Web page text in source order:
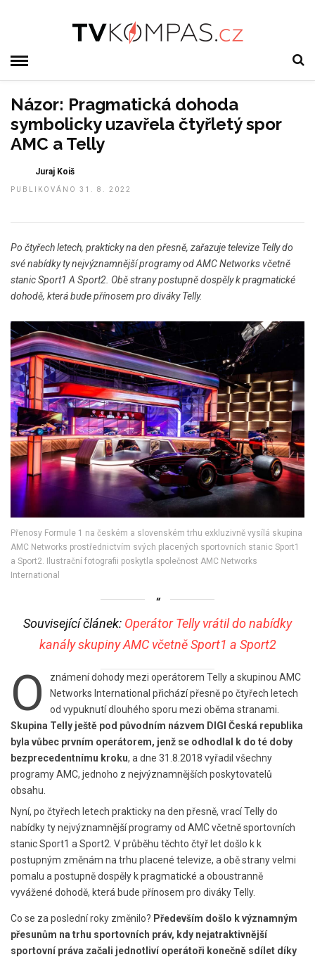
Názor: Pragmatická dohoda
symbolicky uzavřela čtyřletý spor
AMC a Telly
Juraj Koiš
PUBLIKOVÁNO 31. 8. 2022
Po čtyřech letech, prakticky na den přesně, zařazuje televize Telly do
své nabídky ty nejvýznamnější programy od AMC Networks včetně
stanic Sport1 A Sport2. Obě strany postupně dospěly k pragmatické
dohodě, která bude přínosem pro diváky Telly.
Přenosy Formule 1 na českém a slovenském trhu exkluzivně vysílá skupina
AMC Networks prostřednictvím svých placených sportovních stanic Sport1
a Sport2. Ilustrační fotografii poskytla společnost AMC Networks
International
Související článek: Operátor Telly vrátil do nabídky
kanály skupiny AMC včetně Sport1 a Sport2
O
známení dohody mezi operátorem Telly a skupinou AMC
Networks International přichází přesně po čtyřech letech
od vypuknutí dlouhého sporu mezi oběma stranami.
Skupina Telly ještě pod původním názvem DIGI Česká republika
byla vůbec prvním operátorem, jenž se odhodlal k do té doby
bezprecedentnímu kroku, a dne 31.8.2018 vyřadil všechny
programy AMC, jednoho z nejvýznamnějších poskytovatelů
obsahu.
Nyní, po čtyřech letech prakticky na den přesně, vrací Telly do
nabídky ty nejvýznamnější programy od AMC včetně sportovních
stanic Sport1 a Sport2. V průběhu těchto čtyř let došlo k k
postupným změnám na trhu placené televize, a obě strany velmi
pomalu a postupně dospěly k pragmatické a oboustranně
vyvážené dohodě, která bude přínosem pro diváky Telly.
Co se za poslední roky změnilo? Především došlo k významným
přesunům na trhu sportovních práv, kdy nejatraktivnější
sportovní práva začali jednotliví operátoři konečně sdílet díky